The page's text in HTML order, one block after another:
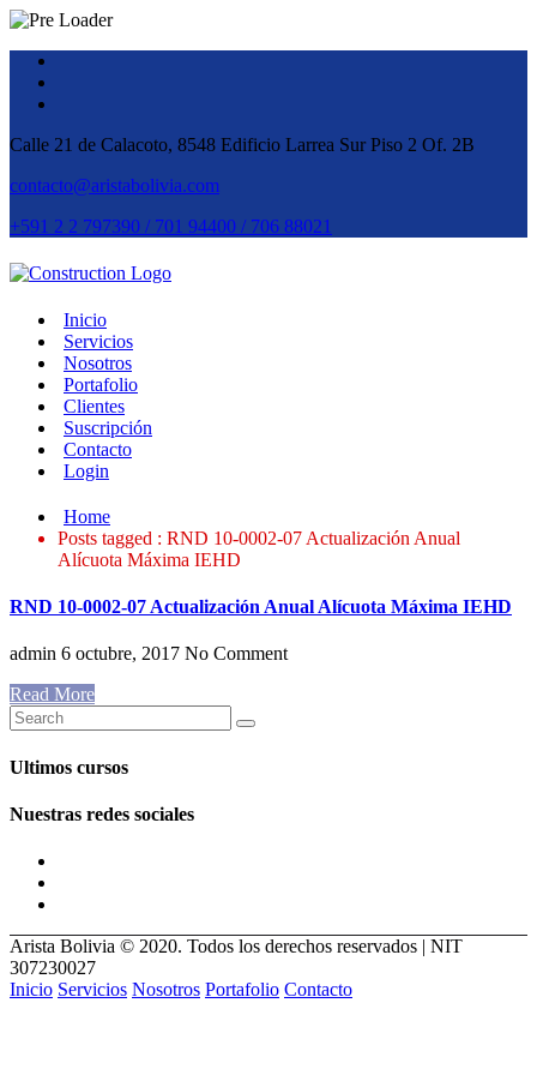
Calle 21 de Calacoto, 8548 Edificio Larrea Sur Piso 2 Of. 2B
contacto@aristabolivia.com
+591 2 2 797390 / 701 94400 / 706 88021
Inicio
Servicios
Nosotros
Portafolio
Clientes
Suscripción
Contacto
Login
Home
Posts tagged : RND 10-0002-07 Actualización Anual
Alícuota Máxima IEHD
RND 10-0002-07 Actualización Anual Alícuota Máxima IEHD
admin 6 octubre, 2017 No Comment
Read More
Ultimos cursos
Nuestras redes sociales
Arista Bolivia © 2020. Todos los derechos reservados | NIT
307230027
Inicio Servicios Nosotros Portafolio Contacto